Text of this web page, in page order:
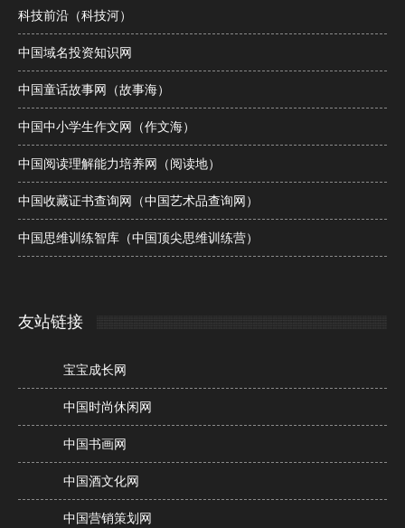
科技前沿（科技河）
中国域名投资知识网
中国童话故事网（故事海）
中国中小学生作文网（作文海）
中国阅读理解能力培养网（阅读地）
中国收藏证书查询网（中国艺术品查询网）
中国思维训练智库（中国顶尖思维训练营）
友站链接
宝宝成长网
中国时尚休闲网
中国书画网
中国酒文化网
中国营销策划网